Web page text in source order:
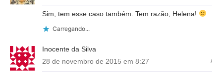
Sim, tem esse caso também. Tem razão, Helena!
Carregando...
Inocente da Silva
28 de novembro de 2015 em 8:27
/